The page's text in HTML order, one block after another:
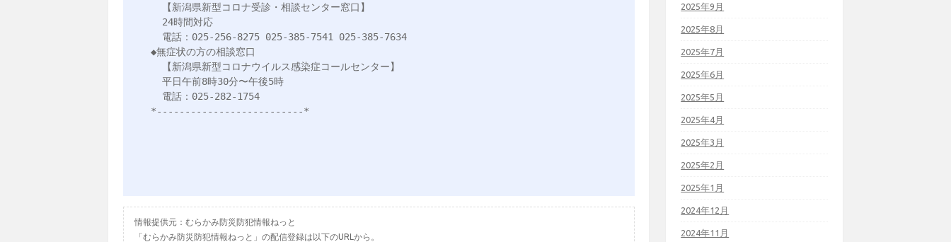
◆無症状の方の相談窓口
*--------------------------*
情報提供元：むらかみ防災防犯情報ねっと
「むらかみ防災防犯情報ねっと」の配信登録は以下のURLから。
2025年9月
2025年8月
2025年7月
2025年6月
2025年5月
2025年4月
2025年3月
2025年2月
2025年1月
2024年12月
2024年11月